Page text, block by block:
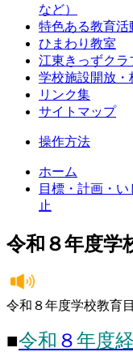
など）
特色ある教育活
ひまわり教室
江東きっずクラ
学校施設開放・
リンク集
サイトマップ
操作方法
ホーム
目標・計画・
止
令和８年度学
令和８年度学校教育
■令和 ８年度